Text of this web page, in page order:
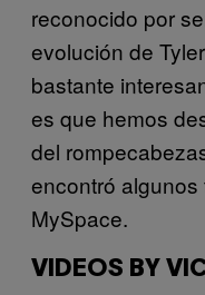
reconocido por
evolución de
bastante
es que hemos
del
encontró
MySpace.
VIDEOS BY